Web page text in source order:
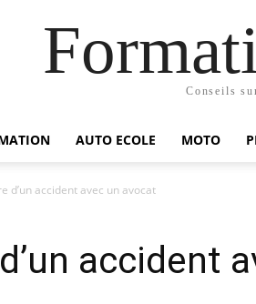
Conseils
AUTO ECOLE MOTO
d’un accident avec un avocat
accident